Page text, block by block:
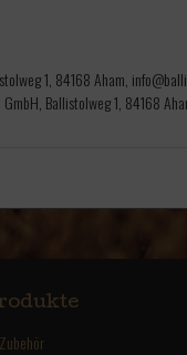
1, 84168 Aham,
Ballistolweg 1, 84168